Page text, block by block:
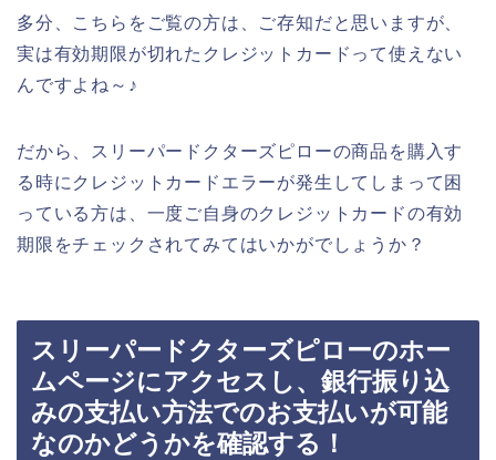
多分、こちらをご覧の方は、ご存知だと思いますが、
実は有効期限が切れたクレジットカードって使えない
んですよね～♪
だから、スリーパードクターズピローの商品を購入す
る時にクレジットカードエラーが発生してしまって困
っている方は、一度ご自身のクレジットカードの有効
期限をチェックされてみてはいかがでしょうか？
スリーパードクターズピローのホー
ムページにアクセスし、銀行振り込
みの支払い方法でのお支払いが可能
なのかどうかを確認する！